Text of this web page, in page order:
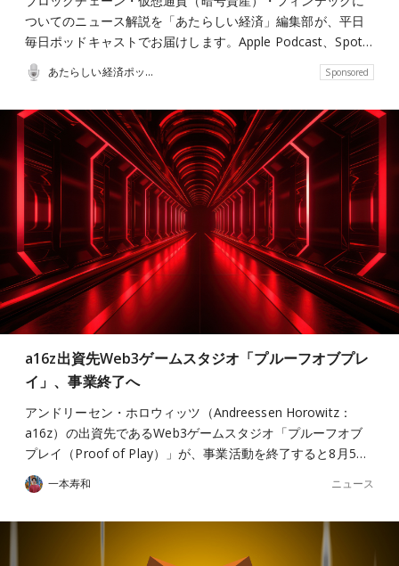
ついてのニュース解説を「あたらしい経済」編集部が、平日
毎日ポッドキャストでお届けします。Apple Podcast、Spot…
あたらしい経済ポッドキャスト Sponsored
a16z出資先Web3ゲームスタジオ「プルーフオブプレ
イ」、事業終了へ
アンドリーセン・ホロウィッツ（Andreessen Horowitz：
a16z）の出資先であるWeb3ゲームスタジオ「プルーフオブ
プレイ（Proof of Play）」が、事業活動を終了すると8月5…
一本寿和 ニュース